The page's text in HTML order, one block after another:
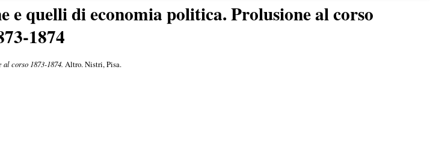
quelli di economia politica. Prolusione al corso
1874
corso 1873-1874. Altro. Nistri, Pisa.